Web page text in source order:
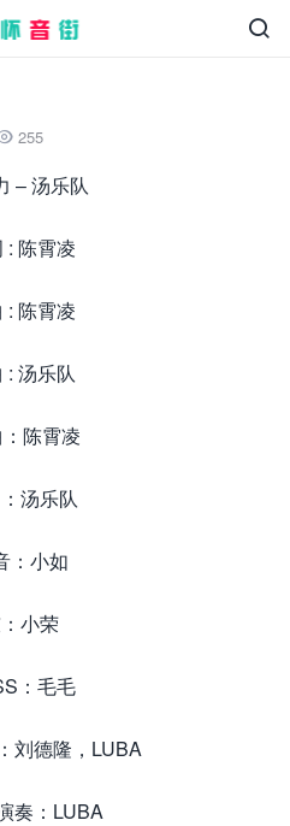

255
– 汤乐队
: 陈霄凌
: 陈霄凌
: 汤乐队
陈霄凌
汤乐队
：⼩如
⼩荣
：⽑⽑
刘德隆，LUBA
奏：LUBA